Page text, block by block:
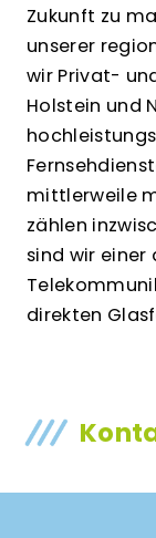
Zukunft zu
unserer
wir Privat-
Holstein und
mittlerweile
zählen
sind wir einer
direkten